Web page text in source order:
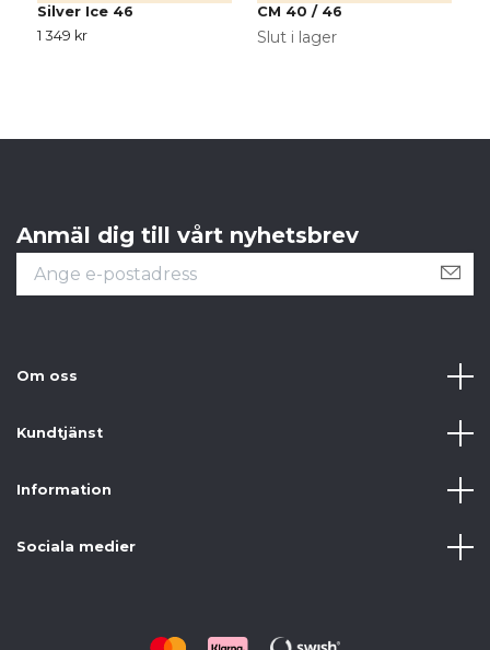
Silver Ice 46
1 349 kr
CM 40 / 46
Slut i lager
Anmäl dig till vårt nyhetsbrev
Om oss
Kundtjänst
Information
Sociala medier